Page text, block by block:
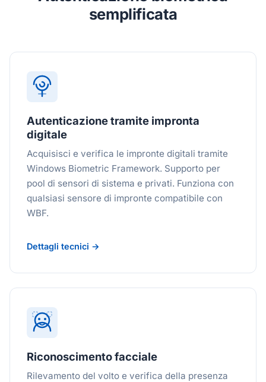
semplificata
Autenticazione tramite impronta
digitale
Acquisisci e verifica le impronte digitali tramite
Windows Biometric Framework. Supporto per
pool di sensori di sistema e privati. Funziona con
qualsiasi sensore di impronte compatibile con
WBF.
Dettagli tecnici →
Riconoscimento facciale
Rilevamento del volto e verifica della presenza